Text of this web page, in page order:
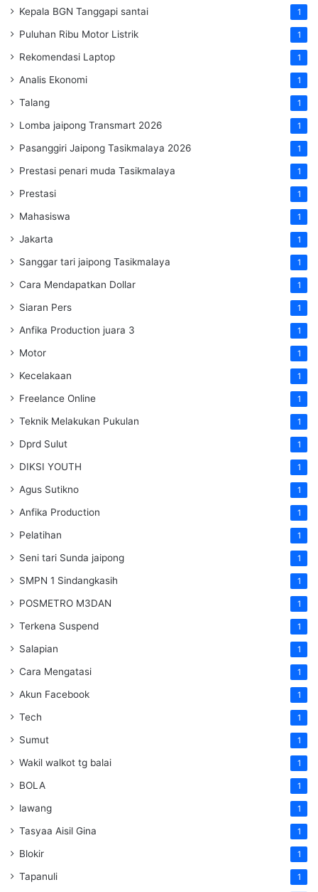
Kepala BGN Tanggapi santai 1
Puluhan Ribu Motor Listrik 1
Rekomendasi Laptop 1
Analis Ekonomi 1
Talang 1
Lomba jaipong Transmart 2026 1
Pasanggiri Jaipong Tasikmalaya 2026 1
Prestasi penari muda Tasikmalaya 1
Prestasi 1
Mahasiswa 1
Jakarta 1
Sanggar tari jaipong Tasikmalaya 1
Cara Mendapatkan Dollar 1
Siaran Pers 1
Anfika Production juara 3 1
Motor 1
Kecelakaan 1
Freelance Online 1
Teknik Melakukan Pukulan 1
Dprd Sulut 1
DIKSI YOUTH 1
Agus Sutikno 1
Anfika Production 1
Pelatihan 1
Seni tari Sunda jaipong 1
SMPN 1 Sindangkasih 1
POSMETRO M3DAN 1
Terkena Suspend 1
Salapian 1
Cara Mengatasi 1
Akun Facebook 1
Tech 1
Sumut 1
Wakil walkot tg balai 1
BOLA 1
lawang 1
Tasyaa Aisil Gina 1
Blokir 1
Tapanuli 1